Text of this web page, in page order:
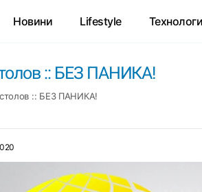
Новини Lifestyle
:: БЕЗ ПАНИКА!
:: БЕЗ ПАНИКА!